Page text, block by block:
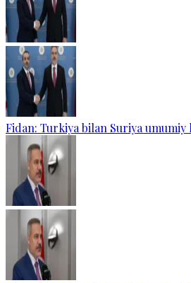
Fidan: Turkiya bilan Suriya umumiy